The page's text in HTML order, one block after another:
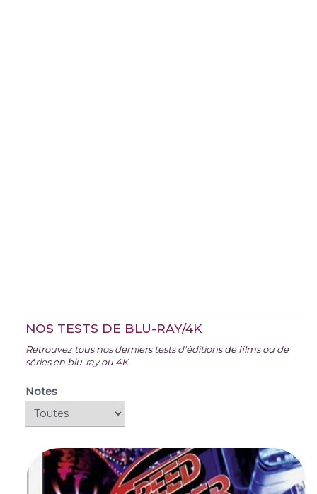
NOS TESTS DE BLU-RAY/4K
Retrouvez tous nos derniers tests d'éditions de films ou de
séries en blu-ray ou 4K.
Notes